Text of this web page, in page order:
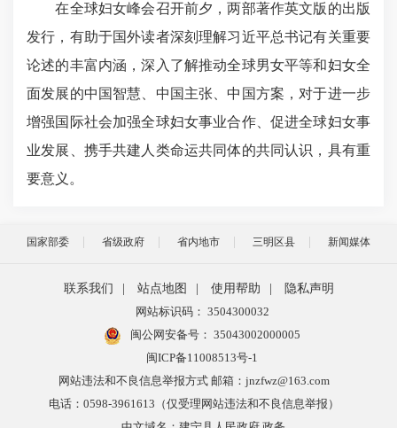
在全球妇女峰会召开前夕，两部著作英文版的出版
发行，有助于国外读者深刻理解习近平总书记有关重要
论述的丰富内涵，深入了解推动全球男女平等和妇女全
面发展的中国智慧、中国主张、中国方案，对于进一步
增强国际社会加强全球妇女事业合作、促进全球妇女事
业发展、携手共建人类命运共同体的共同认识，具有重
要意义。
国家部委 省级政府 省内地市 三明区县 新闻媒体
联系我们 站点地图 使用帮助
隐私声明
网站标识码： 3504300032
闽公网安备号： 35043002000005
闽ICP备11008513号-1
网站违法和不良信息举报方式 邮箱：jnzfwz@163.com
电话：0598-3961613（仅受理网站违法和不良信息举报）